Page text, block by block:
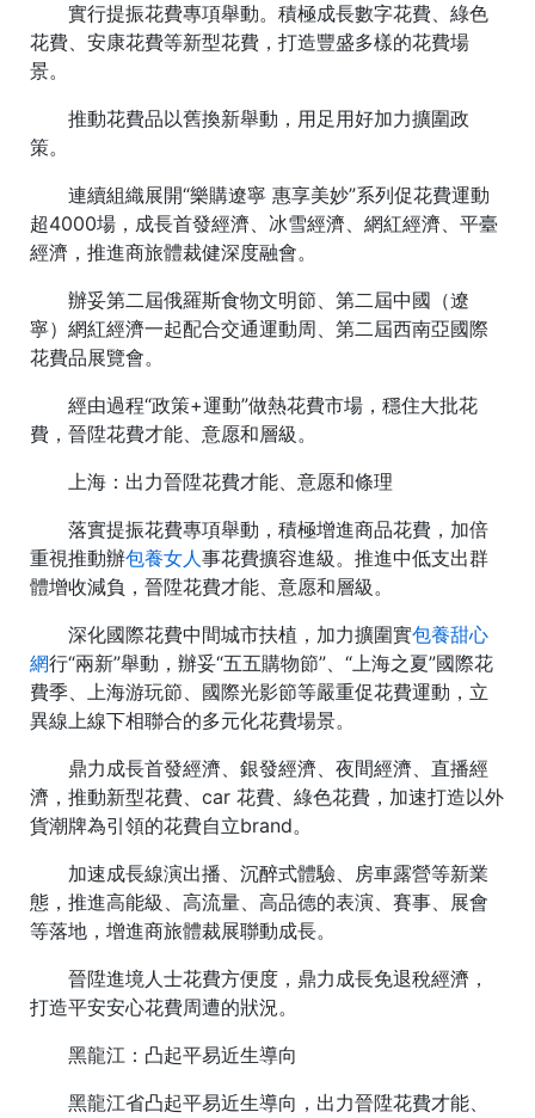
實行提振花費專項舉動。積極成長數字花費、綠色
花費、安康花費等新型花費，打造豐盛多樣的花費場
景。
推動花費品以舊換新舉動，用足用好加力擴圍政
策。
連續組織展開“樂購遼寧 惠享美妙”系列促花費運動
超4000場，成長首發經濟、冰雪經濟、網紅經濟、平臺
經濟，推進商旅體裁健深度融會。
辦妥第二屆俄羅斯食物文明節、第二屆中國（遼
寧）網紅經濟一起配合交通運動周、第二屆西南亞國際
花費品展覽會。
經由過程“政策+運動”做熱花費市場，穩住大批花
費，晉陞花費才能、意愿和層級。
上海：出力晉陞花費才能、意愿和條理
落實提振花費專項舉動，積極增進商品花費，加倍
重視推動辦包養女人事花費擴容進級。推進中低支出群
體增收減負，晉陞花費才能、意愿和層級。
深化國際花費中間城市扶植，加力擴圍實包養甜心
網行“兩新”舉動，辦妥“五五購物節”、“上海之夏”國際花
費季、上海游玩節、國際光影節等嚴重促花費運動，立
異線上線下相聯合的多元化花費場景。
鼎力成長首發經濟、銀發經濟、夜間經濟、直播經
濟，推動新型花費、car 花費、綠色花費，加速打造以外
貨潮牌為引領的花費自立brand。
加速成長線演出播、沉醉式體驗、房車露營等新業
態，推進高能級、高流量、高品德的表演、賽事、展會
等落地，增進商旅體裁展聯動成長。
晉陞進境人士花費方便度，鼎力成長免退稅經濟，
打造平安安心花費周遭的狀況。
黑龍江：凸起平易近生導向
黑龍江省凸起平易近生導向，出力晉陞花費才能、